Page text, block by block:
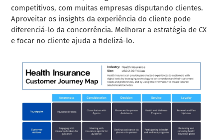
competitivos, com muitas empresas disputando clientes.
Aproveitar os insights da experiência do cliente pode
diferenciá-lo da concorrência. Melhorar a estratégia de CX
e focar no cliente ajuda a fidelizá-lo.